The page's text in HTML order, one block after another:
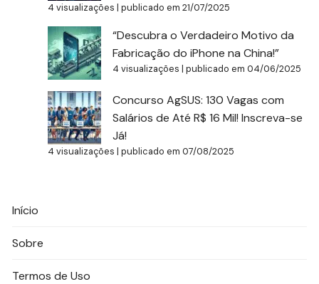
4 visualizações |publicado em 21/07/2025
“Descubra o Verdadeiro Motivo da
Fabricação do iPhone na China!”
4 visualizações |publicado em 04/06/2025
Concurso AgSUS: 130 Vagas com
Salários de Até R$ 16 Mil! Inscreva-se
Já!
4 visualizações |publicado em 07/08/2025
Início
Sobre
Termos de Uso